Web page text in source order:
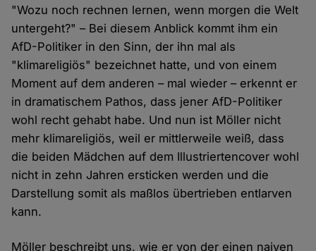
"Wozu noch rechnen lernen, wenn morgen die Welt
untergeht?" – Bei diesem Anblick kommt ihm ein
AfD-Politiker in den Sinn, der ihn mal als
"klimareligiös" bezeichnet hatte, und von einem
Moment auf dem anderen – mal wieder – erkennt er
in dramatischem Pathos, dass jener AfD-Politiker
wohl recht gehabt habe. Und nun ist Möller nicht
mehr klimareligiös, weil er mittlerweile weiß, dass
die beiden Mädchen auf dem Illustriertencover wohl
nicht in zehn Jahren ersticken werden und die
Darstellung somit als maßlos übertrieben entlarven
kann.
Möller beschreibt uns, wie er von der einen naiven